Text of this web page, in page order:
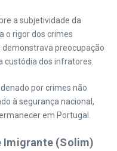
a subjetividade da
o rigor dos crimes
preocupação
custódia dos infratores.
por crimes não
à segurança nacional,
em Portugal.
Imigrante (Solim)